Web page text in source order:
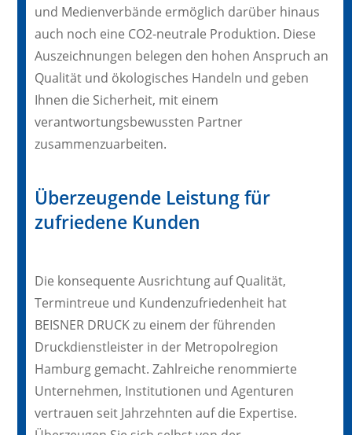
und Medienverbände ermöglich darüber hinaus
auch noch eine CO2-neutrale Produktion. Diese
Auszeichnungen belegen den hohen Anspruch an
Qualität und ökologisches Handeln und geben
Ihnen die Sicherheit, mit einem
verantwortungsbewussten Partner
zusammenzuarbeiten.
Überzeugende Leistung für
zufriedene Kunden
Die konsequente Ausrichtung auf Qualität,
Termintreue und Kundenzufriedenheit hat
BEISNER DRUCK zu einem der führenden
Druckdienstleister in der Metropolregion
Hamburg gemacht. Zahlreiche renommierte
Unternehmen, Institutionen und Agenturen
vertrauen seit Jahrzehnten auf die Expertise.